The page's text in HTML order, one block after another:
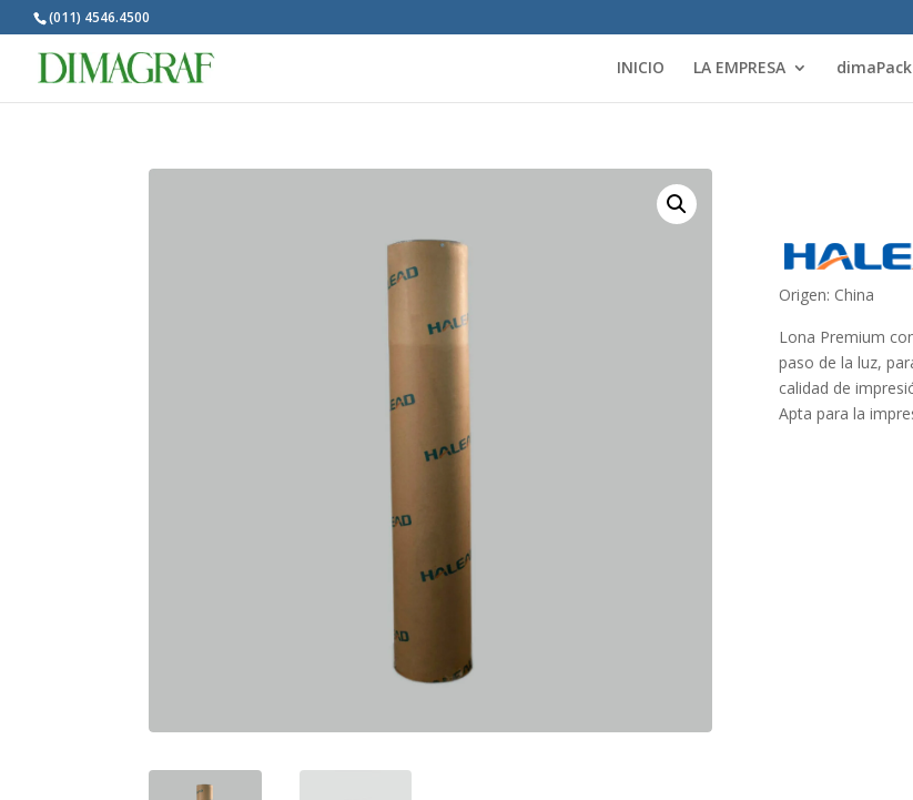
(011) 4546.4500
INICIO LA EMPRESA dimaPack
Origen: China
Lona Premium
paso de la luz,
calidad de
Apta para la